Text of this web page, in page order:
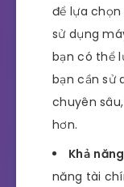
để lựa
sử dụng
bạn có thể
bạn cần sử
chuyên
hơn.
Khả
năng tài